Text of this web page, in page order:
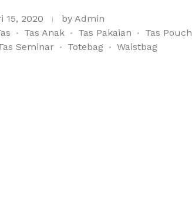
15, 2020 by Admin
Tas Anak Tas Pakaian Tas Pouch
Seminar Totebag Waistbag